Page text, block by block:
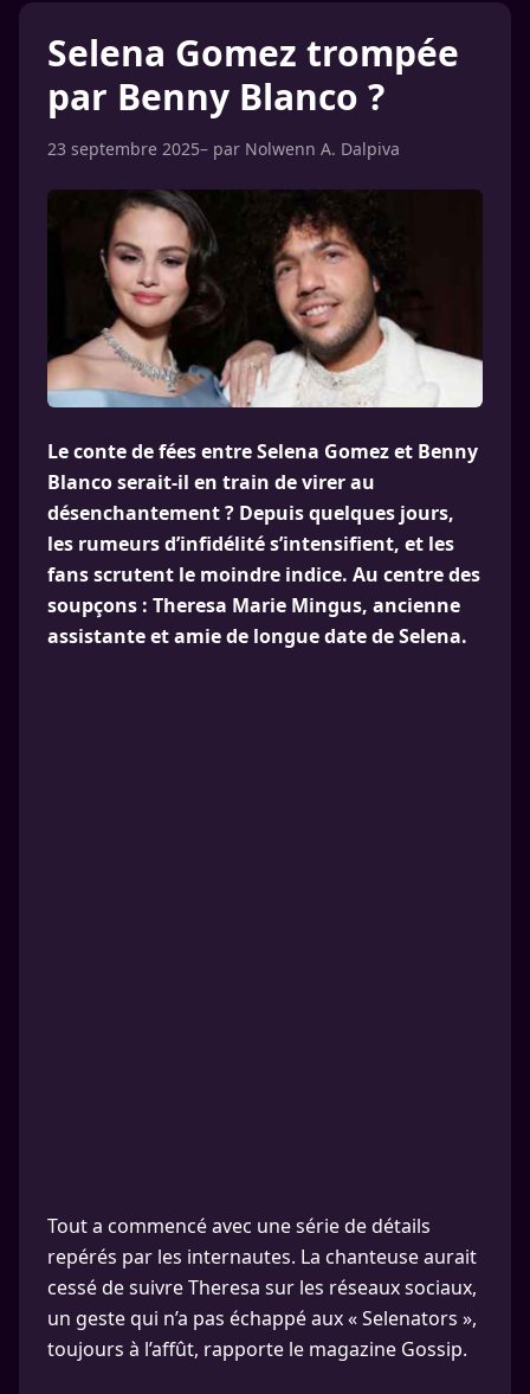
Selena Gomez trompée
par Benny Blanco ?
23 septembre 2025– par Nolwenn A. Dalpiva
Le conte de fées entre Selena Gomez et Benny
Blanco serait-il en train de virer au
désenchantement ? Depuis quelques jours,
les rumeurs d’infidélité s’intensifient, et les
fans scrutent le moindre indice. Au centre des
soupçons : Theresa Marie Mingus, ancienne
assistante et amie de longue date de Selena.
Tout a commencé avec une série de détails
repérés par les internautes. La chanteuse aurait
cessé de suivre Theresa sur les réseaux sociaux,
un geste qui n’a pas échappé aux « Selenators »,
toujours à l’affût, rapporte le magazine Gossip.